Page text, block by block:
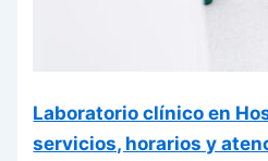
Laboratorio clínico en
servicios, horarios y